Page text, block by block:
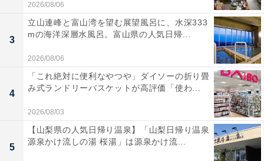
2026/08/06
3
立山連峰と富山湾を望む展望風呂に、水深333
mの海洋深層水風呂。富山県の人気日帰...
2026/08/06
4
「これ絶対に便利なやつや」ダイソーの折り畳
み式ランドリーバスケットが高評価「使わ...
2026/08/03
5
【山梨県の人気日帰り温泉】「山梨日帰り温泉
源泉かけ流しの湯 桜湯」は源泉かけ流...